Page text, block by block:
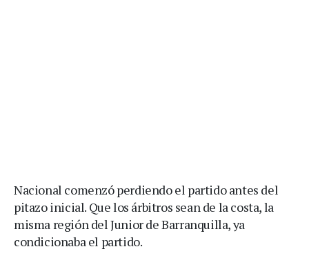
Nacional comenzó perdiendo el partido antes del
pitazo inicial. Que los árbitros sean de la costa, la
misma región del Junior de Barranquilla, ya
condicionaba el partido.